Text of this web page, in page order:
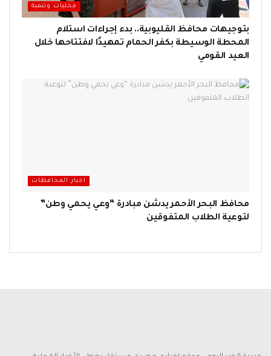
محليات وتنمية
بتوجيهات محافظ القليوبية.. بدء إجراءات استلام
المحطة الوسيطة بكفر الحمام تمهيدًا لافتتاحها خلال
العيد القومي
اخبار المحافظات
محافظ البحر الأحمر يدشن مبادرة “وعي يحمي وطن”
لتوعية الطلاب المتفوقين